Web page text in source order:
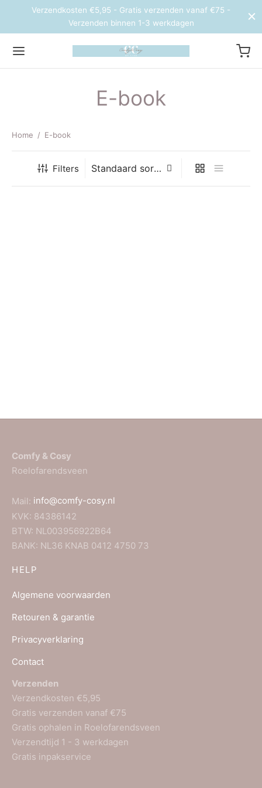
Verzendkosten €5,95 - Gratis verzenden vanaf €75 -
Verzenden binnen 1-3 werkdagen
E-book
Home / E-book
Filters
HELP
Algemene voorwaarden
Retouren & garantie
Privacyverklaring
Contact
Verzenden
Verzendkosten €5,95
Gratis verzenden vanaf €75
Gratis ophalen in Roelofarendsveen
Verzendtijd 1 - 3 werkdagen
Gratis inpakservice
Comfy & Cosy
Roelofarendsveen
Mail: info@comfy-cosy.nl
KVK: 84386142
BTW: NL003956922B64
BANK: NL36 KNAB 0412 4750 73